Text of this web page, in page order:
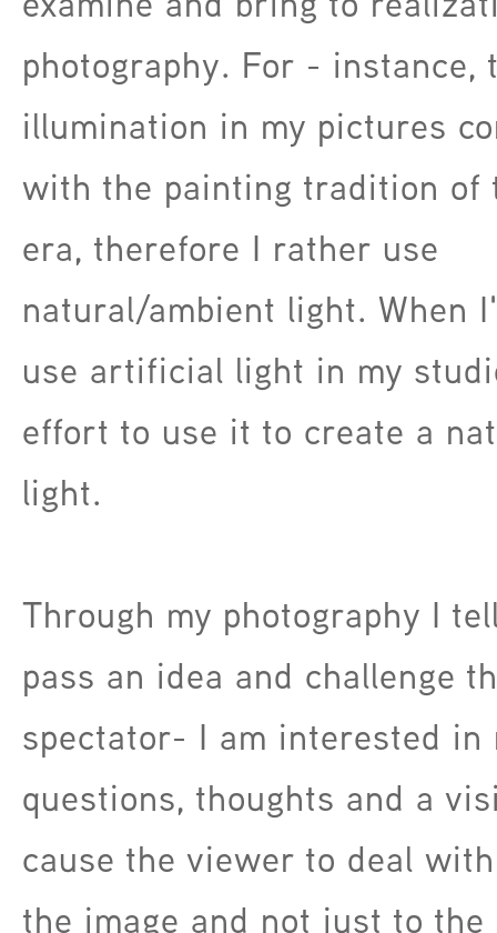
photography. For - instance,
illumination in my pictures
with the painting tradition of
era, therefore I rather use
natural/ambient light. When
use artificial light in my
effort to use it to create a
light.
Through my photography I
pass an idea and challenge
spectator- I am interested in
questions, thoughts and a
cause the viewer to deal
the image and not just to